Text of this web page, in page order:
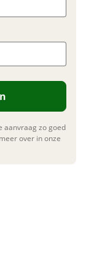
aanvraag zo goed
over in onze